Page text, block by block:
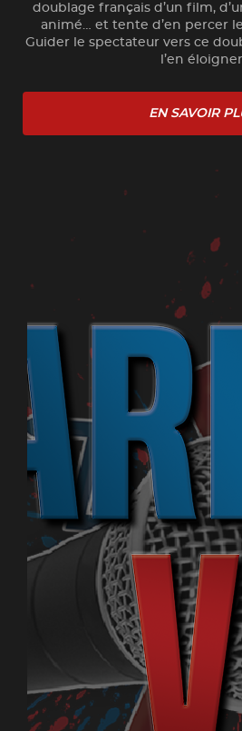
doublage français d’un film,
animé… et tente d’en percer
Guider le spectateur vers ce
l’en éloigner.
EN SAVOIR